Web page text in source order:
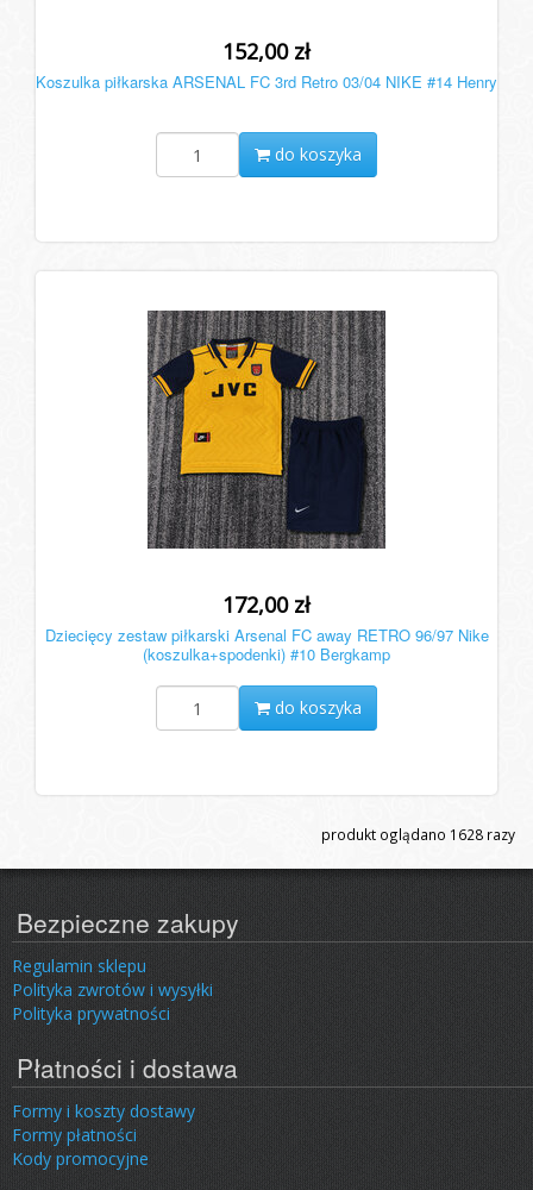
152,00 zł
Koszulka piłkarska ARSENAL FC 3rd Retro 03/04 NIKE #14 Henry
do koszyka
172,00 zł
Dziecięcy zestaw piłkarski Arsenal FC away RETRO 96/97 Nike
(koszulka+spodenki) #10 Bergkamp
do koszyka
produkt oglądano 1628 razy
Bezpieczne zakupy
Regulamin sklepu
Polityka zwrotów i wysyłki
Polityka prywatności
Płatności i dostawa
Formy i koszty dostawy
Formy płatności
Kody promocyjne